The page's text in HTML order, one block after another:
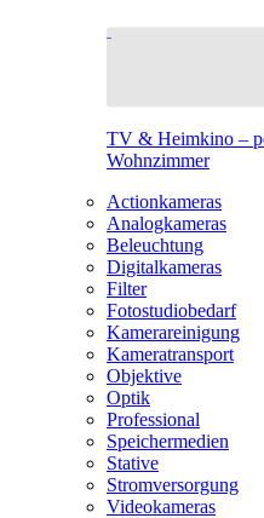
TV & Heimkino –
Wohnzimmer
Actionkameras
Analogkameras
Beleuchtung
Digitalkameras
Filter
Fotostudiobedarf
Kamerareinigung
Kameratransport
Objektive
Optik
Professional
Speichermedien
Stative
Stromversorgung
Videokameras